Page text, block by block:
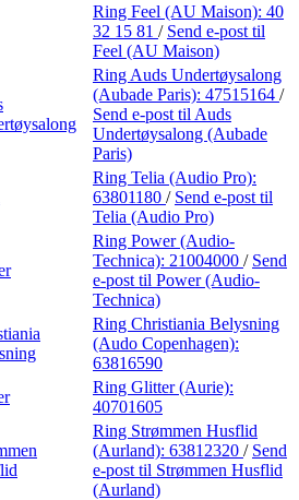
Ring Feel (AU Maison): 40
32 15 81 / Send e-post til
Feel (AU Maison)
Ring Auds Undertøysalong
(Aubade Paris): 47515164 /
Send e-post til Auds
Undertøysalong (Aubade
Paris)
Ring Telia (Audio Pro):
63801180 / Send e-post til
Telia (Audio Pro)
Ring Power (Audio-
Technica): 21004000 / Send
e-post til Power (Audio-
Technica)
Ring Christiania Belysning
(Audo Copenhagen):
63816590
Ring Glitter (Aurie):
40701605
Ring Strømmen Husflid
(Aurland): 63812320 / Send
e-post til Strømmen Husflid
(Aurland)